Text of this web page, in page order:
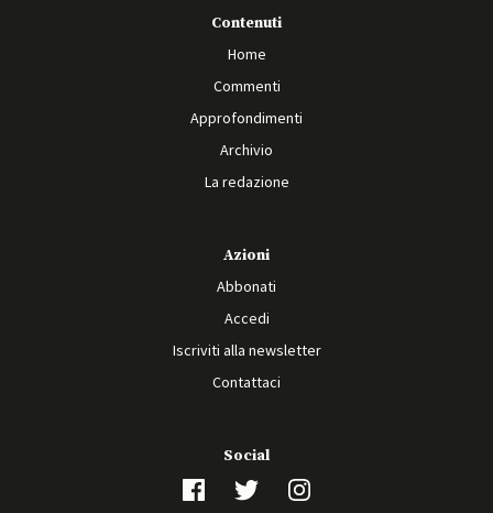
Contenuti
Home
Commenti
Approfondimenti
Archivio
La redazione
Azioni
Abbonati
Accedi
Iscriviti alla newsletter
Contattaci
Social